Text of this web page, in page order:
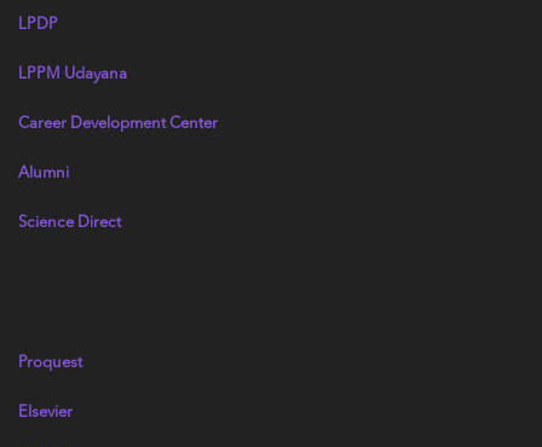
LPDP
LPPM Udayana
Career Development Center
Alumni
Science Direct
Proquest
Elsevier